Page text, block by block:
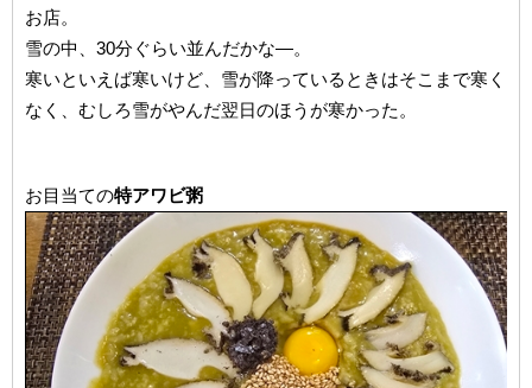
お店。
雪の中、30分ぐらい並んだかな―。
寒いといえば寒いけど、雪が降っているときはそこまで寒く
なく、むしろ雪がやんだ翌日のほうが寒かった。
お目当ての特アワビ粥